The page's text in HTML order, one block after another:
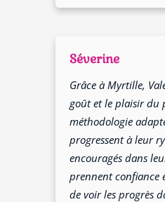
Séverine
Grâce à Myrtille,
goût et le plaisir du
méthodologie
progressent à leur
encouragés dans
prennent confiance
de voir les progrès